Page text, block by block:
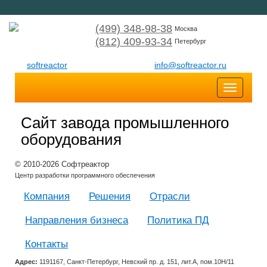
(499) 348-98-38 Москва
(812) 409-93-34 Петербург
softreactor info@softreactor.ru
Toggle
Сайт завода промышленного
оборудования
© 2010-2026 Софтреактор
Центр разработки программного обеспечения
Компания Решения Отрасли
Направления бизнеса Политика ПД
Контакты
Адрес: 1191167, Санкт-Петербург, Невский пр. д. 151, лит.А, пом.10Н/11